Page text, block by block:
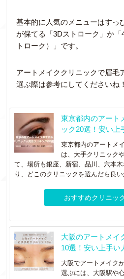
基本的に人気のメニューはすっ
が保てる「3Dストローク」か
トローク）」です。
アートメイククリニックで眉毛
選ぶ際は参考にしてくださいね！
東京都内のアート
ック20選！安い上
東京都内のアートメ
は、大手クリニック
て、場所も銀座、新宿、品川、六本
り、どこのクリニックを選んだら良い
おすすめクリニッ
大阪のアートメイ
10選！安い上手い
大阪でアートメイク
選ぶには、大阪駅や